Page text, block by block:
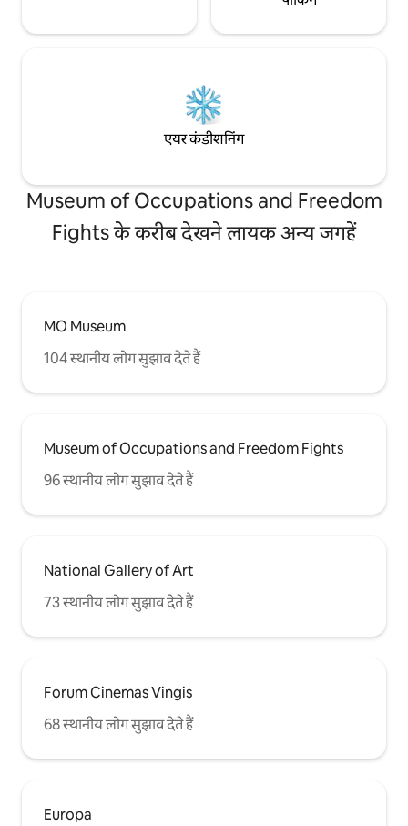
एयर कंडीशनिंग
Museum of Occupations and Freedom
Fights के करीब देखने लायक अन्य जगहें
MO Museum
104 स्थानीय लोग सुझाव देते हैं
Museum of Occupations and Freedom Fights
96 स्थानीय लोग सुझाव देते हैं
National Gallery of Art
73 स्थानीय लोग सुझाव देते हैं
Forum Cinemas Vingis
68 स्थानीय लोग सुझाव देते हैं
Europa